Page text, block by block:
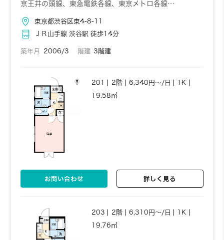
京王井の頭線、東急電鉄各線、東京メトロ各線…
東京都渋谷区東4-8-11
ＪＲ山手線 渋谷駅 徒歩14分
築年月 2006/3 階建 3階建
201 2階 6,340円～/日
1K
19.58㎡
お問い合わせ 詳しく見る
203 2階 6,310円～/日
1K
19.76㎡